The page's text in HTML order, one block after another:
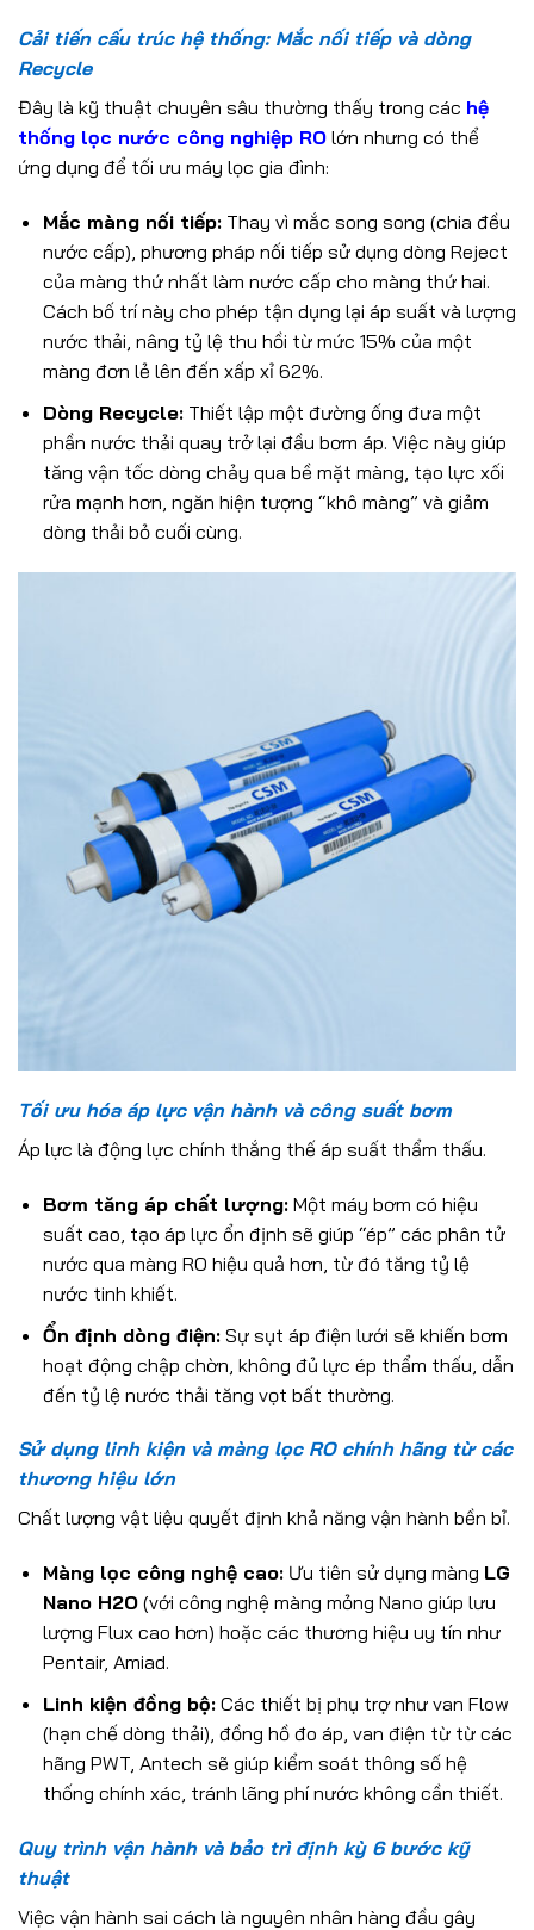
Cải tiến cấu trúc hệ thống: Mắc nối tiếp và dòng
Recycle
Đây là kỹ thuật chuyên sâu thường thấy trong các hệ
thống lọc nước công nghiệp RO lớn nhưng có thể
ứng dụng để tối ưu máy lọc gia đình:
Mắc màng nối tiếp:Thay vì mắc song song (chia đều
nước cấp), phương pháp nối tiếp sử dụng dòng Reject
của màng thứ nhất làm nước cấp cho màng thứ hai.
Cách bố trí này cho phép tận dụng lại áp suất và lượng
nước thải, nâng tỷ lệ thu hồi từ mức 15% của một
màng đơn lẻ lên đến xấp xỉ 62%.
Dòng Recycle:Thiết lập một đường ống đưa một
phần nước thải quay trở lại đầu bơm áp. Việc này giúp
tăng vận tốc dòng chảy qua bề mặt màng, tạo lực xối
rửa mạnh hơn, ngăn hiện tượng “khô màng” và giảm
dòng thải bỏ cuối cùng.
Tối ưu hóa áp lực vận hành và công suất bơm
Áp lực là động lực chính thắng thế áp suất thẩm thấu.
Bơm tăng áp chất lượng:Một máy bơm có hiệu
suất cao, tạo áp lực ổn định sẽ giúp “ép” các phân tử
nước qua màng RO hiệu quả hơn, từ đó tăng tỷ lệ
nước tinh khiết.
Ổn định dòng điện:Sự sụt áp điện lưới sẽ khiến bơm
hoạt động chập chờn, không đủ lực ép thẩm thấu, dẫn
đến tỷ lệ nước thải tăng vọt bất thường.
Sử dụng linh kiện và màng lọc RO chính hãng từ các
thương hiệu lớn
Chất lượng vật liệu quyết định khả năng vận hành bền bỉ.
Màng lọc công nghệ cao:Ưu tiên sử dụng màng LG
Nano H2O(với công nghệ màng mỏng Nano giúp lưu
lượng Flux cao hơn) hoặc các thương hiệu uy tín như
Pentair, Amiad.
Linh kiện đồng bộ:Các thiết bị phụ trợ như van Flow
(hạn chế dòng thải), đồng hồ đo áp, van điện từ từ các
hãng PWT, Antech sẽ giúp kiểm soát thông số hệ
thống chính xác, tránh lãng phí nước không cần thiết.
Quy trình vận hành và bảo trì định kỳ 6 bước kỹ
thuật
Việc vận hành sai cách là nguyên nhân hàng đầu gây